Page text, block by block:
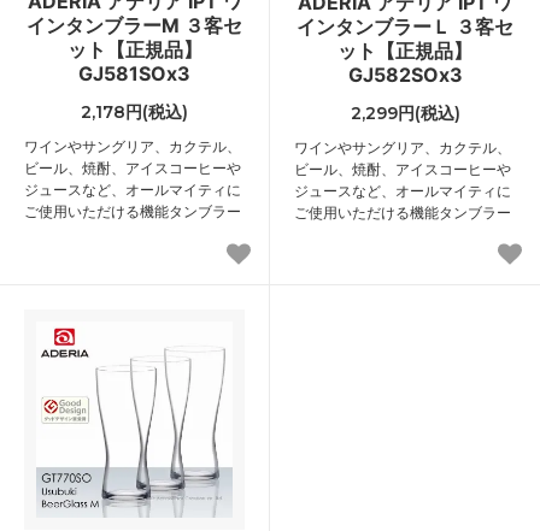
インタンブラーM ３客セ
ット【正規品】
GJ581SOx3
2,178円(税込)
ワインやサングリア、カクテル、
ビール、焼酎、アイスコーヒーや
ジュースなど、オールマイティに
ご使用いただける機能タンブラー
インタンブラーＬ ３客セ
ット【正規品】
GJ582SOx3
2,299円(税込)
ワインやサングリア、カクテル、
ビール、焼酎、アイスコーヒーや
ジュースなど、オールマイティに
ご使用いただける機能タンブラー